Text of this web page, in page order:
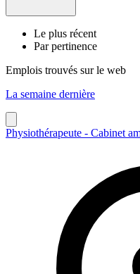
Le plus récent
Par pertinence
Emplois trouvés sur le web
La semaine dernière
Physiothérapeute - Cabinet